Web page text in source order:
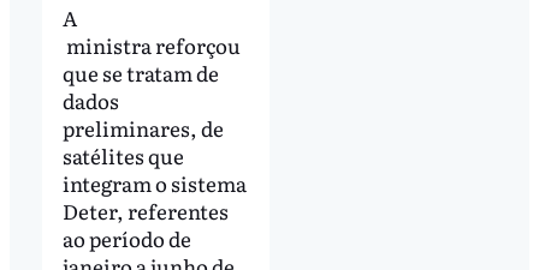
A
ministra reforçou
que se tratam de
dados
preliminares, de
satélites que
integram o sistema
Deter, referentes
ao período de